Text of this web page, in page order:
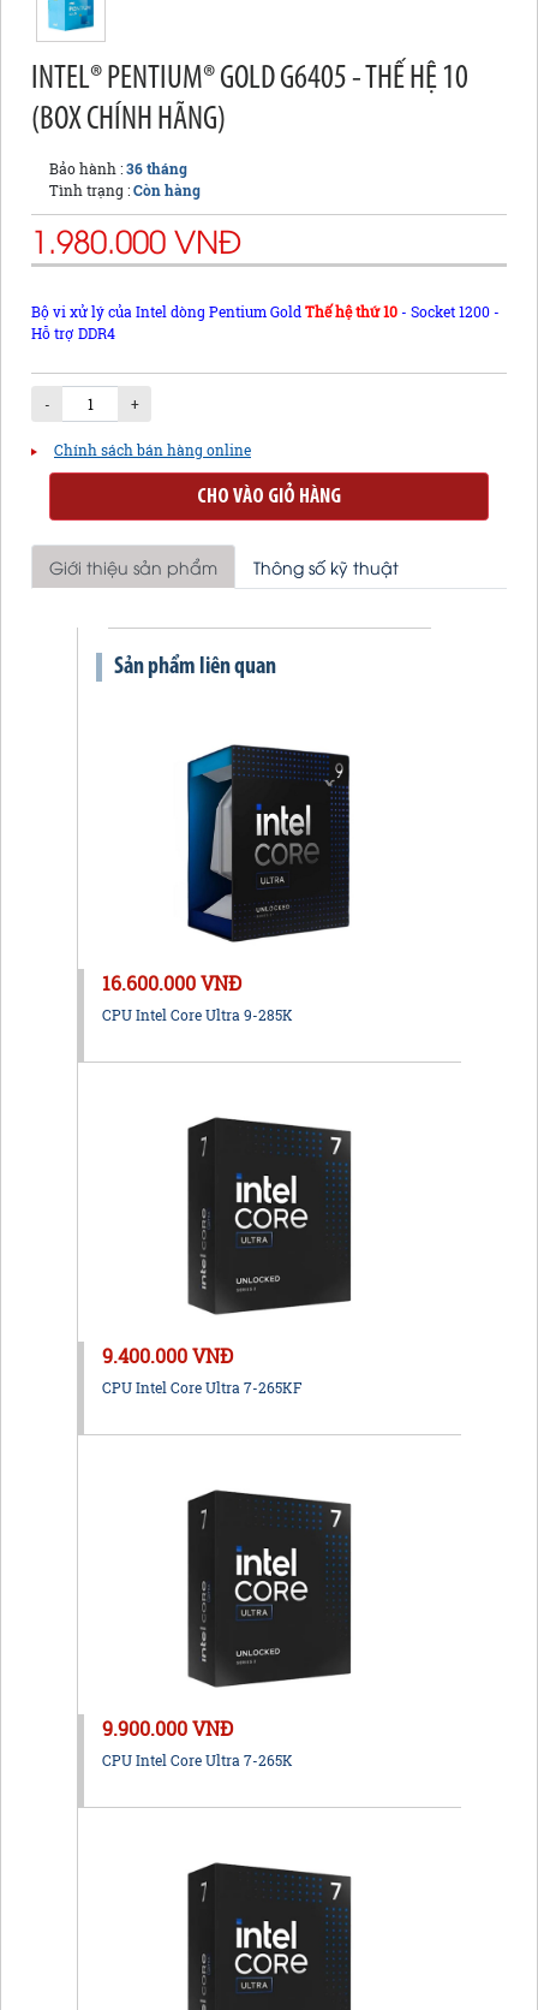
INTEL® PENTIUM® GOLD G6405 - THẾ HỆ 10
(BOX CHÍNH HÃNG)
Bảo hành :36 tháng
Tình trạng :Còn hàng
1.980.000 VNĐ
Bộ vi xử lý của Intel dòng Pentium Gold Thế hệ thứ 10 - Socket 1200 -
Hỗ trợ DDR4
- +
Chính sách bán hàng online
CHO VÀO GIỎ HÀNG
Giới thiệu sản phẩm Thông số kỹ thuật
Sản phẩm liên quan
16.600.000 VNĐ
CPU Intel Core Ultra 9-285K
9.400.000 VNĐ
CPU Intel Core Ultra 7-265KF
9.900.000 VNĐ
CPU Intel Core Ultra 7-265K